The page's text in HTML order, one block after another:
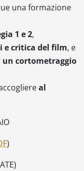
una formazione
1 e 2,
e critica del film, e
un cortometraggio
al
)